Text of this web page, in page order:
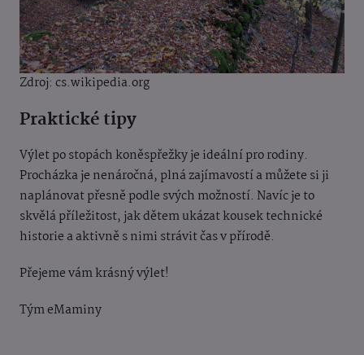
Zdroj: cs.wikipedia.org
Praktické tipy
Výlet po stopách koněspřežky je ideální pro rodiny.
Procházka je nenáročná, plná zajímavostí a můžete si ji
naplánovat přesně podle svých možností. Navíc je to
skvělá příležitost, jak dětem ukázat kousek technické
historie a aktivně s nimi strávit čas v přírodě.
Přejeme vám krásný výlet!
Tým eMaminy